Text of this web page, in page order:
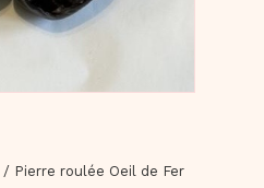
/ Pierre roulée Oeil de Fer